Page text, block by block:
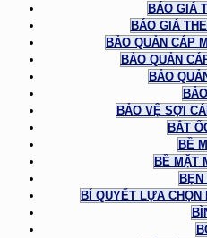
BÁO GIÁ
BÁO GIÁ
BẢO QUẢN CÁP
BẢO QUẢN
BẢO
BẢO VỆ SỢI
BẮT
BỀ
BỀ MẶT
BẸN
BÍ QUYẾT LỰA CHỌN